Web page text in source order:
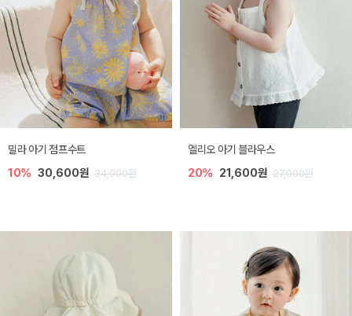
밀라 아기 점프수트
10% 30,600원 34,000원
엘리오 아기 블라우스
20% 21,600원 27,000원